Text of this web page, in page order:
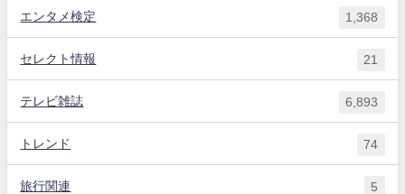
エンタメ検定 1,368
セレクト情報 21
テレビ雑誌 6,893
トレンド 74
旅行関連 5